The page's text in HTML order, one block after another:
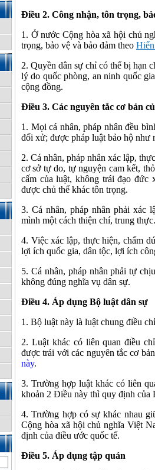
Điều 2. Công nhận, tôn trọng,
1. Ở nước Cộng hòa xã hội chủ
trọng, bảo vệ và bảo đảm theo
2. Quyền dân sự chỉ có thể bị hạn
lý do quốc phòng, an ninh quốc
cộng đồng.
Điều 3. Các nguyên tắc cơ bản
1. Mọi cá nhân, pháp nhân đều
đối xử; được pháp luật bảo hộ như
2. Cá nhân, pháp nhân xác lập,
cơ sở tự do, tự nguyện cam kết,
cấm của luật, không trái đạo
được chủ thể khác tôn trọng.
3. Cá nhân, pháp nhân phải xác
mình một cách thiện chí, trung thực.
4. Việc xác lập, thực hiện, chấm
lợi ích quốc gia, dân tộc, lợi ích
5. Cá nhân, pháp nhân phải tự
không đúng nghĩa vụ dân sự.
Điều 4. Áp dụng Bộ luật dân sự
1. Bộ luật này là luật chung điều
2. Luật khác có liên quan điều
được trái với các nguyên tắc cơ
này.
3. Trường hợp luật khác có liên
khoản 2 Điều này thì quy định của
4. Trường hợp có sự khác nhau
Cộng hòa xã hội chủ nghĩa Việt
định của điều ước quốc tế.
Điều 5. Áp dụng tập quán